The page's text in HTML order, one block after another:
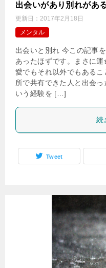
出会いがあり別れがあ
更新日： 2017年2月18日
メンタル
出会いと別れ 今この記事
あったほずです。まさに
愛でもそれ以外でもある
所で共有できた人と出会
いう経験を […]
続
Tweet